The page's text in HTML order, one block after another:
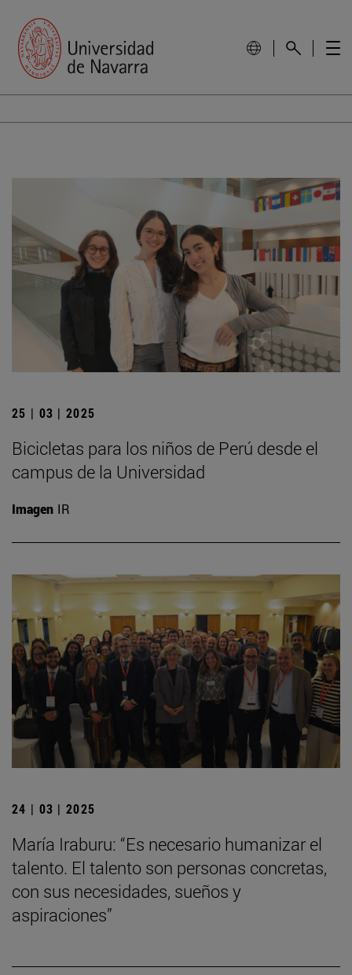
25 | 03 | 2025
Bicicletas para los niños de Perú desde el
campus de la Universidad
Imagen IR
24 | 03 | 2025
María Iraburu: “Es necesario humanizar el
talento. El talento son personas concretas,
con sus necesidades, sueños y
aspiraciones”